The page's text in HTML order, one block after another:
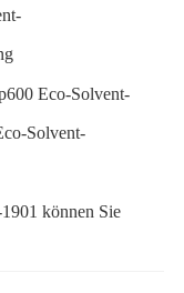
Eco-Solvent-
Solvent-
können Sie